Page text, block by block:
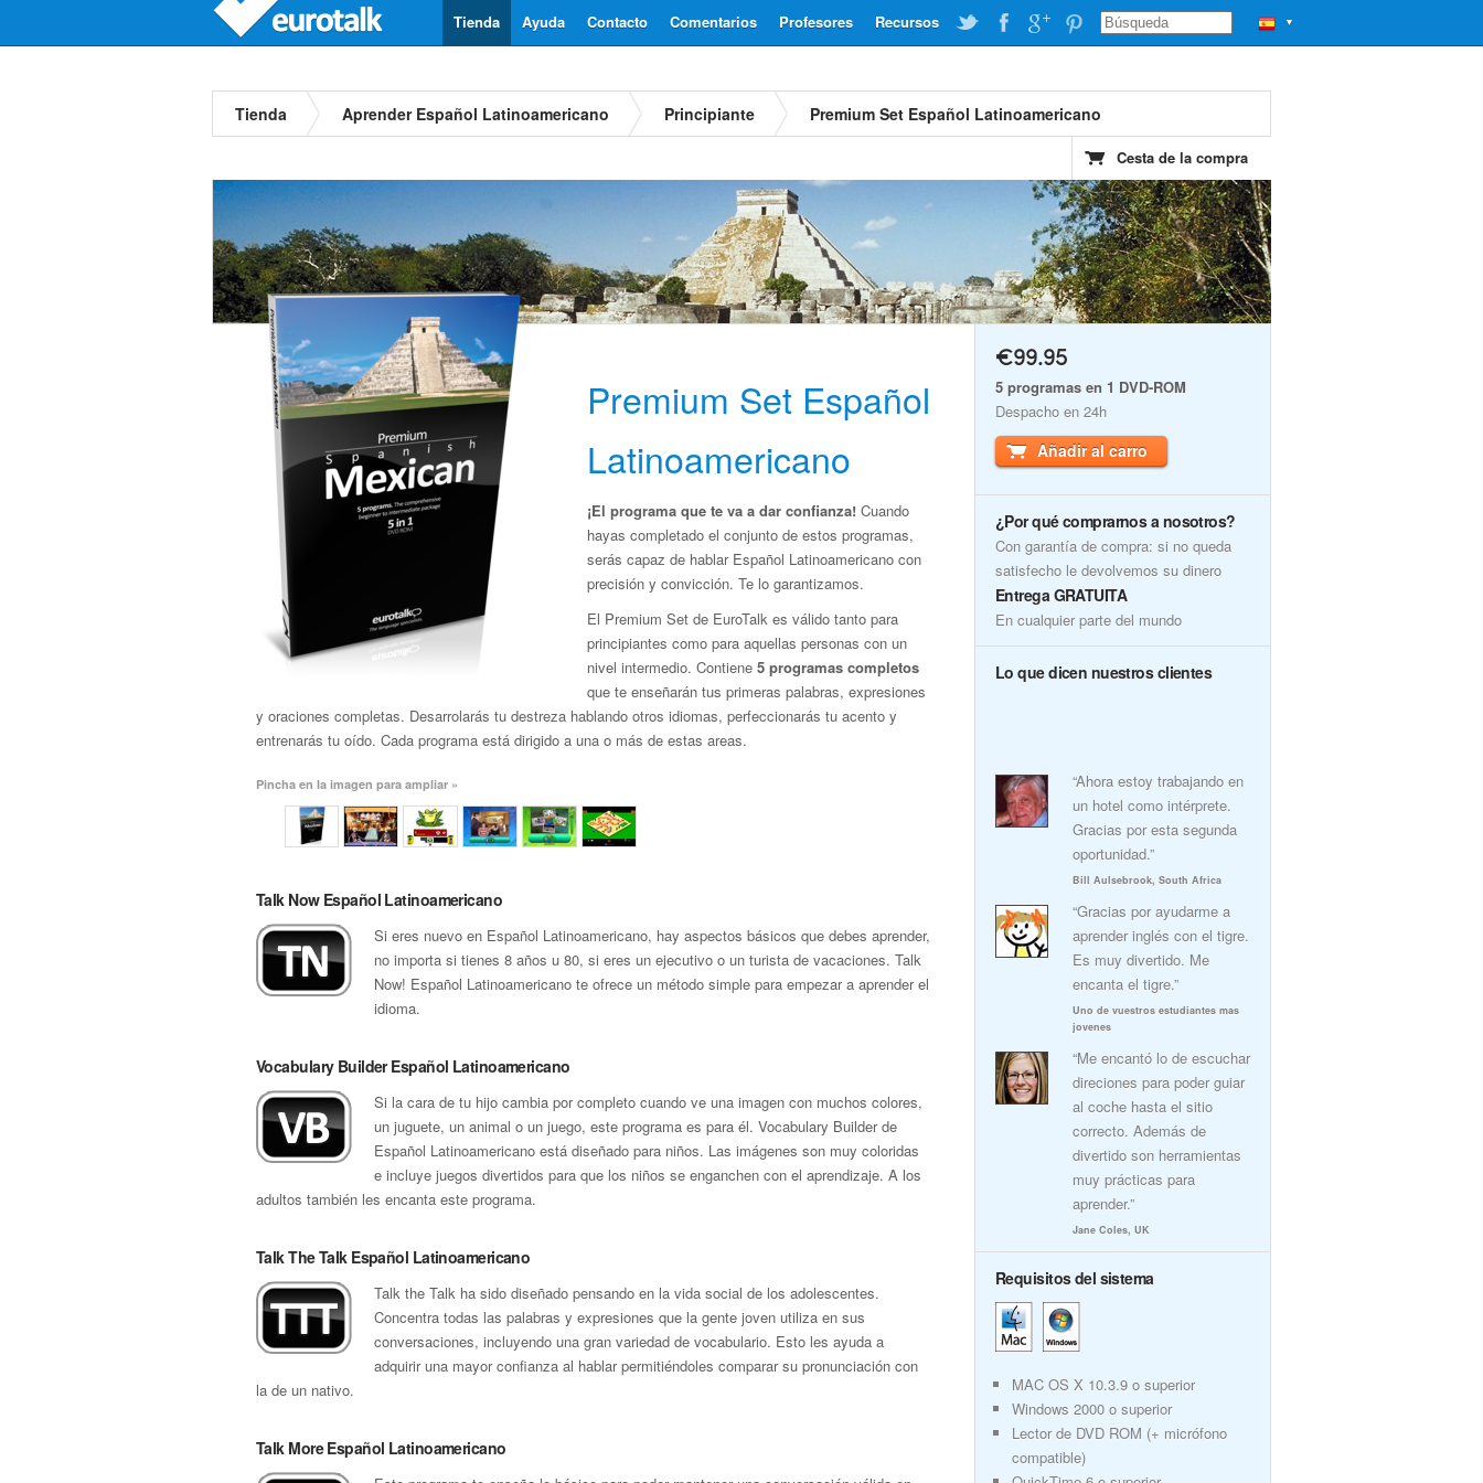
▼
Recursos
Profesores
Comentarios
Contacto
Ayuda
Tienda
Tienda Aprender Español Latinoamericano Principiante Premium Set Español Latinoamericano
Cesta de la compra
Premium Set Español
Latinoamericano
¡El programa que te va a dar confianza! Cuando
hayas completado el conjunto de estos programas,
serás capaz de hablar Español Latinoamericano con
precisión y convicción. Te lo garantizamos.
El Premium Set de EuroTalk es válido tanto para
principiantes como para aquellas personas con un
nivel intermedio. Contiene 5 programas completos
que te enseñarán tus primeras palabras, expresiones
y oraciones completas. Desarrolarás tu destreza hablando otros idiomas, perfeccionarás tu acento y
entrenarás tu oído. Cada programa está dirigido a una o más de estas areas.
Pincha en la imagen para ampliar »
Talk Now Español Latinoamericano
Si eres nuevo en Español Latinoamericano, hay aspectos básicos que debes aprender,
no importa si tienes 8 años u 80, si eres un ejecutivo o un turista de vacaciones. Talk
Now! Español Latinoamericano te ofrece un método simple para empezar a aprender el
idioma.
Vocabulary Builder Español Latinoamericano
Si la cara de tu hijo cambia por completo cuando ve una imagen con muchos colores,
un juguete, un animal o un juego, este programa es para él. Vocabulary Builder de
Español Latinoamericano está diseñado para niños. Las imágenes son muy coloridas
e incluye juegos divertidos para que los niños se enganchen con el aprendizaje. A los
adultos también les encanta este programa.
Talk The Talk Español Latinoamericano
Talk the Talk ha sido diseñado pensando en la vida social de los adolescentes.
Concentra todas las palabras y expresiones que la gente joven utiliza en sus
conversaciones, incluyendo una gran variedad de vocabulario. Esto les ayuda a
adquirir una mayor confianza al hablar permitiéndoles comparar su pronunciación con
la de un nativo.
Talk More Español Latinoamericano
€99.95
5 programas en 1 DVD-ROM
Despacho en 24h
Añadir al carro
¿Por qué comprarnos a nosotros?
Con garantía de compra: si no queda
satisfecho le devolvemos su dinero
Entrega GRATUITA
En cualquier parte del mundo
Lo que dicen nuestros clientes
“Ahora estoy trabajando en
un hotel como intérprete.
Gracias por esta segunda
oportunidad.”
Bill Aulsebrook, South Africa
“Gracias por ayudarme a
aprender inglés con el tigre.
Es muy divertido. Me
encanta el tigre.”
Uno de vuestros estudiantes mas
jovenes
“Me encantó lo de escuchar
direciones para poder guiar
al coche hasta el sitio
correcto. Además de
divertido son herramientas
muy prácticas para
aprender.”
Jane Coles, UK
Requisitos del sistema
MAC OS X 10.3.9 o superior
Windows 2000 o superior
Lector de DVD ROM (+ micrófono
compatible)